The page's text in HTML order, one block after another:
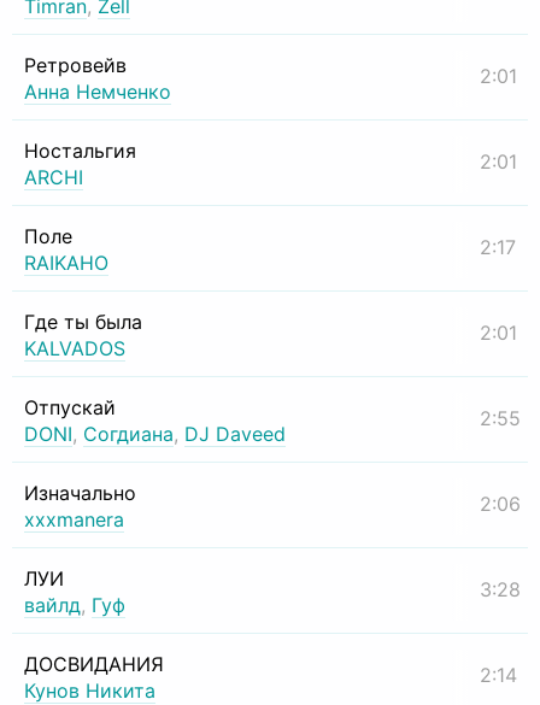
Timran, Zell
Ретровейв
Анна Немченко
2:01
Ностальгия
ARCHI
2:01
Поле
RAIKAHO
2:17
Где ты была
KALVADOS
2:01
Отпускай
DONI, Согдиана, DJ Daveed
2:55
Изначально
xxxmanera
2:06
ЛУИ
вайлд, Гуф
3:28
ДОСВИДАНИЯ
Кунов Никита
2:14